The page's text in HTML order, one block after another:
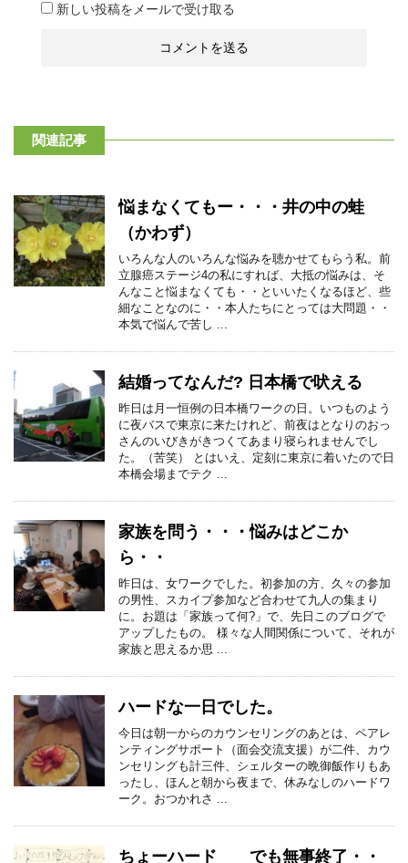
新しい投稿をメールで受け取る
関連記事
悩まなくてもー・・・井の中の蛙
（かわず）
いろんな人のいろんな悩みを聴かせてもらう私。前
立腺癌ステージ4の私にすれば、大抵の悩みは、そ
んなこと悩まなくても・・といいたくなるほど、些
細なことなのに・・本人たちにとっては大問題・・
本気で悩んで苦し ...
結婚ってなんだ? 日本橋で吠える
昨日は月一恒例の日本橋ワークの日。いつものよう
に夜バスで東京に来たけれど、前夜はとなりのおっ
さんのいびきがきつくてあまり寝られませんでし
た。（苦笑） とはいえ、定刻に東京に着いたので日
本橋会場までテク ...
家族を問う・・・悩みはどこか
ら・・
昨日は、女ワークでした。初参加の方、久々の参加
の男性、スカイプ参加など合わせて九人の集まり
に。お題は「家族って何?」で、先日このブログで
アップしたもの。 様々な人間関係について、それが
家族と思えるか思 ...
ハードな一日でした。
今日は朝一からのカウンセリングのあとは、ペアレ
ンティングサポート（面会交流支援）が二件、カウ
ンセリングも計三件、シェルターの晩御飯作りもあ
ったし、ほんと朝から夜まで、休みなしのハードワ
ーク。おつかれさ ...
ちょーハード でも無事終了・・